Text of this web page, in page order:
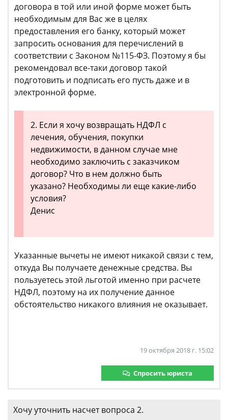
договора в той или иной форме может быть
необходимым для Вас же в целях
предоставления его банку, который может
запросить основания для перечислений в
соответствии с Законом №115-ФЗ. Поэтому я бы
рекомендовал все-таки договор такой
подготовить и подписать его пусть даже и в
электронной форме.
2. Если я хочу возвращать НДФЛ с
лечения, обучения, покупки
недвижимости, в данном случае мне
необходимо заключить с заказчиком
договор? Что в нем должно быть
указано? Необходимы ли еще какие-либо
условия?
Денис
Указанные вычеты не имеют никакой связи с тем,
откуда Вы получаете денежные средства. Вы
пользуетесь этой льготой именно при расчете
НДФЛ, поэтому на их получение данное
обстоятельство никакого влияния не оказывает.
19 октября 2018 г. 15:02
Спросить юриста
Хочу уточнить насчет вопроса 2.